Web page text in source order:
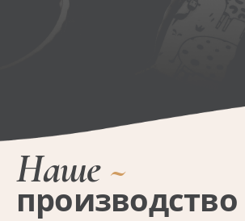
Наше ~
производство